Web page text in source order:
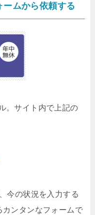
ムから依頼する
。サイト内で上記の
今の状況を入力する
ンタンなフォームで